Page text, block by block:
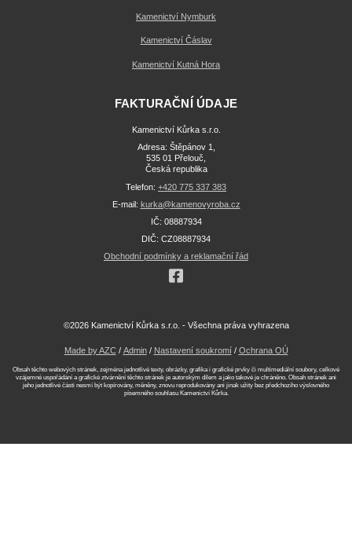
Kamenictví Nymburk
Kamenictví Čáslav
Kamenictví Kutná Hora
FAKTURAČNÍ ÚDAJE
Kamenictví Kůrka s.r.o.
Adresa: Štěpánov 1,
535 01 Přelouč,
Česká republika
Telefon: +420 775 337 383
E-mail: kurka@kamenovyroba.cz
IČ: 08887934
DIČ: CZ08887934
Obchodní podmínky a reklamační řád
©2026 Kamenictví Kůrka s.r.o. - Všechna práva vyhrazena
Made by AZC/ Admin/ Nastavení soukromí/ Ochrana OÚ
Obsah těchto webových stránek, zejména jednotlivé texty, obrázky, grafika i grafické prvky či multimediální soubory, celkové
vzájemné uspořádání a grafické ztvárnění těchto stránek je autorským dílem a jako takové je chráněno. Obsah stránek ani
jeho jednotlivé části nesmí být kopírovány, měněny, znovu reprodukovány ani jinak užity bez předchozího výslovného
písemného souhlasu Kamenictví Kůrka.